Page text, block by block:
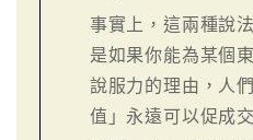
事實上，這兩種說
是如果你能為某個
說服力的理由，人
值」永遠可以促成交